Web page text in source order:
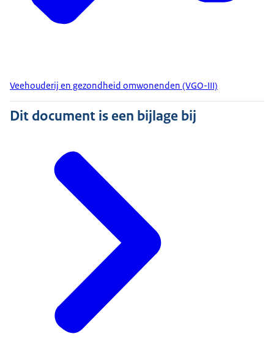
Veehouderij en gezondheid omwonenden (VGO-III)
Dit document is een bijlage bij